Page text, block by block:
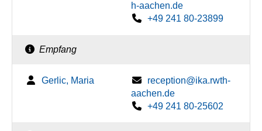
h-aachen.de
+49 241 80-23899
Empfang
Gerlic, Maria
reception@ika.rwth-
aachen.de
+49 241 80-25602